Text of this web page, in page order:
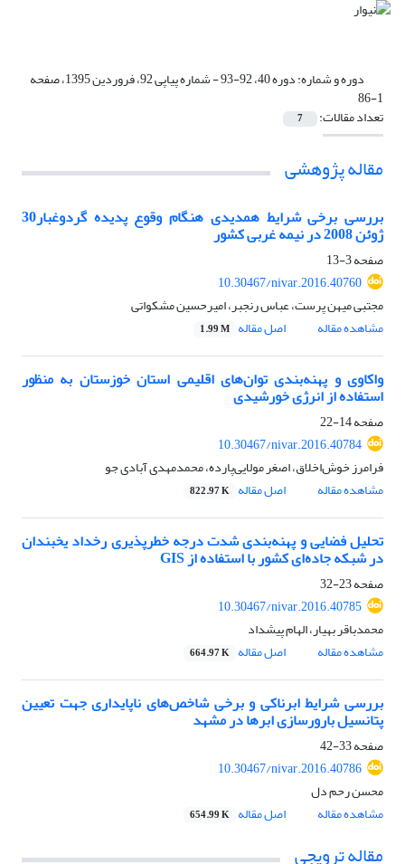
دوره و شماره: دوره 40، 92-93 - شماره پیاپی 92، فروردین 1395، صفحه
1-86
تعداد مقالات: 7
مقاله پژوهشی
بررسی برخی شرایط همدیدی هنگام وقوع پدیده گردوغبار30
ژوئن 2008 در نیمه غربی کشور
صفحه3-13
10.30467/nivar.2016.40760
مجتبی میهن پرست، عباس رنجبر، امیرحسین مشکواتی
مشاهده مقاله
اصل مقاله 1.99 M
واکاوی و پهنه‌بندی توان‌های اقلیمی استان خوزستان به منظور
استفاده از انرژی خورشیدی
صفحه14-22
10.30467/nivar.2016.40784
فرامرز خوش‌اخلاق، اصغر مولایی‌پارده، محمدمهدی آبادی جو
مشاهده مقاله
اصل مقاله 822.97 K
تحلیل فضایی و پهنه‌بندی شدت درجه خطرپذیری رخداد یخبندان
در شبکه جاده‌ای کشور با استفاده از GIS
صفحه23-32
10.30467/nivar.2016.40785
محمدباقر بهیار، الهام پیشداد
مشاهده مقاله
اصل مقاله 664.97 K
بررسی شرایط ابرناکی و برخی شاخص‌های ناپایداری جهت تعیین
پتانسیل بارورسازی ابرها در مشهد
صفحه33-42
10.30467/nivar.2016.40786
محسن رحم دل
مشاهده مقاله
اصل مقاله 654.99 K
مقاله ترویجی